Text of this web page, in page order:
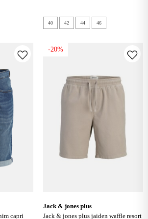
40 42 44 46
-20%
jack & jones plus
jack & jones plus jaiden waffle resort